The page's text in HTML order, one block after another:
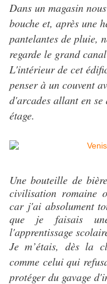
Dans un magasin
bouche et, après une
pantelantes de pluie,
regarde le grand
L'intérieur de cet
penser à un couvent
d'arcades allant en
étage.
Une bouteille de
civilisation romaine
car j'ai absolument
que je faisais
l'apprentissage
Je m’étais, dès la
comme celui qui
protéger du gavage